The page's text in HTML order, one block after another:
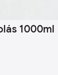
1000ml